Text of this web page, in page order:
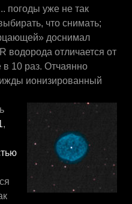
погоды уже не так
что снимать;
доснимал
водорода отличается от
в 10 раз. Отчаянно
ионизированный
,